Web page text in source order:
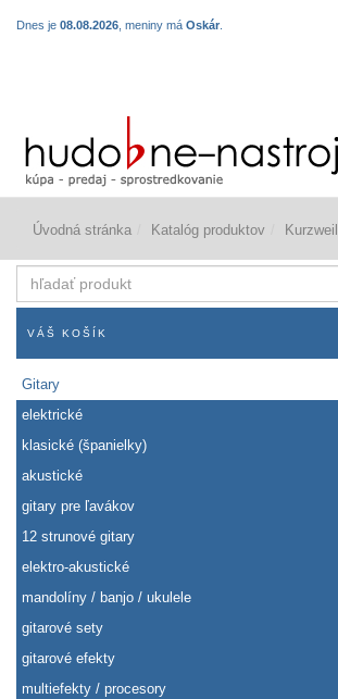
Dnes je 08.08.2026 , meniny má Oskár
Úvodná stránka Katalóg produktov
produkt
VÁŠ KOŠÍK
Gitary
elektrické
klasické (španielky)
akustické
gitary pre ľavákov
12 strunové gitary
elektro-akustické
mandolíny / banjo / ukulele
gitarové sety
gitarové efekty
multiefekty / procesory